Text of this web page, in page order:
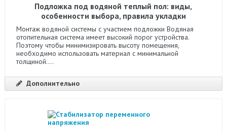
Подложка под водяной теплый пол: виды,
особенности выбора, правила укладки
Монтаж водяной системы с участием подложки Водяная
отопительная система имеет высокий порог устройства.
Поэтому чтобы минимизировать высоту помещения,
необходимо использовать материал с минимальной
толщиной....
Дополнительно